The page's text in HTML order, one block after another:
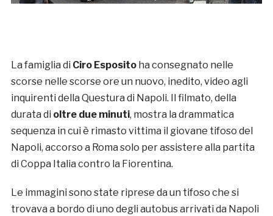
La famiglia di Ciro Espositoha consegnato nelle
scorse nelle scorse ore un nuovo, inedito, video agli
inquirenti della Questura di Napoli. Il filmato, della
durata di oltre due minuti, mostra la drammatica
sequenza in cui è rimasto vittima il giovane tifoso del
Napoli, accorso a Roma solo per assistere alla partita
di Coppa Italia contro la Fiorentina.
Le immagini sono state riprese da un tifoso che si
trovava a bordo di uno degli autobus arrivati da Napoli